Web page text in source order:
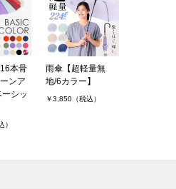
16本骨
ンア
シッ
）
雨傘【超軽量無
地/6カラー】
￥3,850（税込）